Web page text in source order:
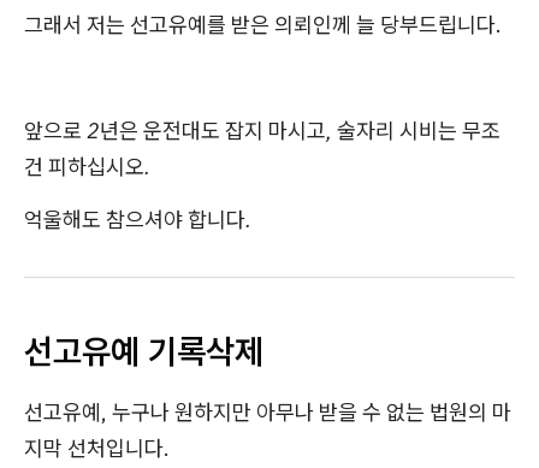
그래서 저는 선고유예를 받은 의뢰인께 늘 당부드립니다.
앞으로 2년은 운전대도 잡지 마시고, 술자리 시비는 무조
건 피하십시오.
억울해도 참으셔야 합니다.
선고유예 기록삭제
선고유예, 누구나 원하지만 아무나 받을 수 없는 법원의 마
지막 선처입니다.